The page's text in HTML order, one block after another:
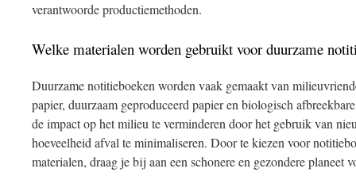
verantwoorde productiemethoden.
Welke materialen worden gebruikt voor duurzame
Duurzame notitieboeken worden vaak gemaakt van
papier, duurzaam geproduceerd papier en biologisch
de impact op het milieu te verminderen door het gebruik van
hoeveelheid afval te minimaliseren. Door te kiezen voor
materialen, draag je bij aan een schonere en gezondere planeet